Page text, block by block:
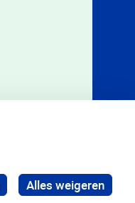
Alles weigeren